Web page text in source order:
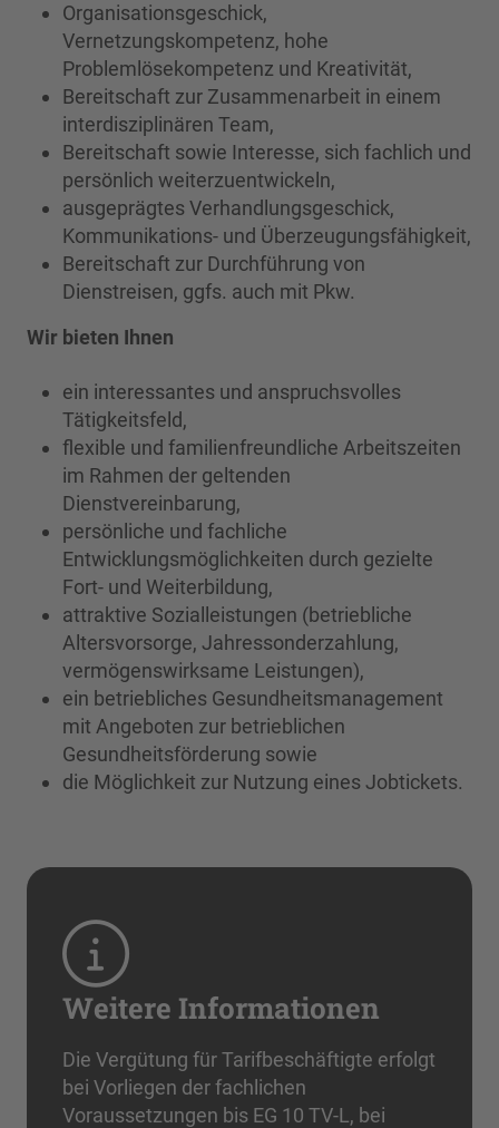
Organisationsgeschick,
Vernetzungskompetenz, hohe
Problemlösekompetenz und Kreativität,
Bereitschaft zur Zusammenarbeit in einem
interdisziplinären Team,
Bereitschaft sowie Interesse, sich fachlich und
persönlich weiterzuentwickeln,
ausgeprägtes Verhandlungsgeschick,
Kommunikations- und Überzeugungsfähigkeit,
Bereitschaft zur Durchführung von
Dienstreisen, ggfs. auch mit Pkw.
Wir bieten Ihnen
ein interessantes und anspruchsvolles
Tätigkeitsfeld,
flexible und familienfreundliche Arbeitszeiten
im Rahmen der geltenden
Dienstvereinbarung,
persönliche und fachliche
Entwicklungsmöglichkeiten durch gezielte
Fort- und Weiterbildung,
attraktive Sozialleistungen (betriebliche
Altersvorsorge, Jahressonderzahlung,
vermögenswirksame Leistungen),
ein betriebliches Gesundheitsmanagement
mit Angeboten zur betrieblichen
Gesundheitsförderung sowie
die Möglichkeit zur Nutzung eines Jobtickets.
Weitere Informationen
Die Vergütung für Tarifbeschäftigte erfolgt
bei Vorliegen der fachlichen
Voraussetzungen bis EG 10 TV-L, bei